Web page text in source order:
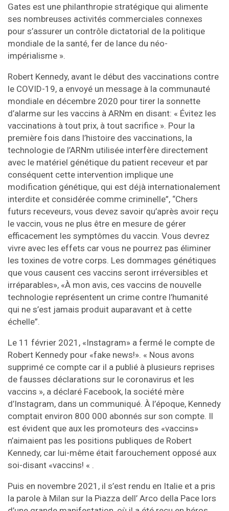
Gates est une philanthropie stratégique qui alimente
ses nombreuses activités commerciales connexes
pour s’assurer un contrôle dictatorial de la politique
mondiale de la santé, fer de lance du néo-
impérialisme ».
Robert Kennedy, avant le début des vaccinations contre
le COVID-19, a envoyé un message à la communauté
mondiale en décembre 2020 pour tirer la sonnette
d’alarme sur les vaccins à ARNm en disant: « Évitez les
vaccinations à tout prix, à tout sacrifice ». Pour la
première fois dans l’histoire des vaccinations, la
technologie de l’ARNm utilisée interfère directement
avec le matériel génétique du patient receveur et par
conséquent cette intervention implique une
modification génétique, qui est déjà internationalement
interdite et considérée comme criminelle”, “Chers
futurs receveurs, vous devez savoir qu’après avoir reçu
le vaccin, vous ne plus être en mesure de gérer
efficacement les symptômes du vaccin. Vous devrez
vivre avec les effets car vous ne pourrez pas éliminer
les toxines de votre corps. Les dommages génétiques
que vous causent ces vaccins seront irréversibles et
irréparables», «À mon avis, ces vaccins de nouvelle
technologie représentent un crime contre l’humanité
qui ne s’est jamais produit auparavant et à cette
échelle”.
Le 11 février 2021, «Instagram» a fermé le compte de
Robert Kennedy pour «fake news!». « Nous avons
supprimé ce compte car il a publié à plusieurs reprises
de fausses déclarations sur le coronavirus et les
vaccins », a déclaré Facebook, la société mère
d’Instagram, dans un communiqué. À l’époque, Kennedy
comptait environ 800 000 abonnés sur son compte. Il
est évident que aux les promoteurs des «vaccins»
n’aimaient pas les positions publiques de Robert
Kennedy, car lui-même était farouchement opposé aux
soi-disant «vaccins! « .
Puis en novembre 2021, il s’est rendu en Italie et a pris
la parole à Milan sur la Piazza dell’ Arco della Pace lors